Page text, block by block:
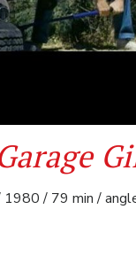
/ 79 min /